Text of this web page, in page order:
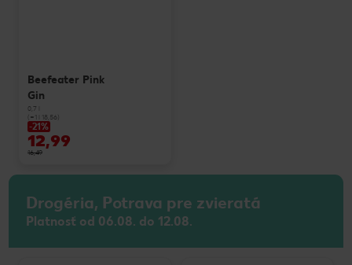
Beefeater Pink
Gin
0,7 l
(=1 l 18,56)
-21%
12,99
16,49
Drogéria, Potrava pre zvieratá
Platnosť od 06.08. do 12.08.